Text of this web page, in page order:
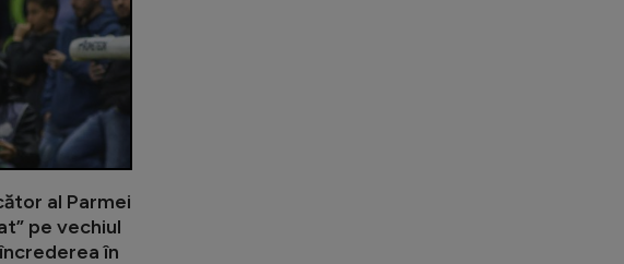
al Parmei
pe vechiul
în